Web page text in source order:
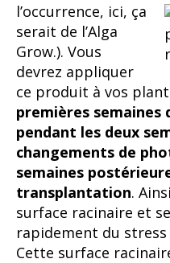
l’occurrence, ici, ça
serait de l’Alga
Grow.). Vous
devrez appliquer
ce produit à vos
premières
pendant les deux
changements de
semaines
transplantation.
surface racinaire et
rapidement du
Cette surface